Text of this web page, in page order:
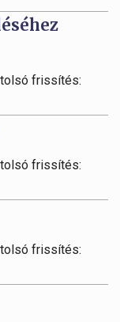
frissítés:
frissítés:
frissítés: